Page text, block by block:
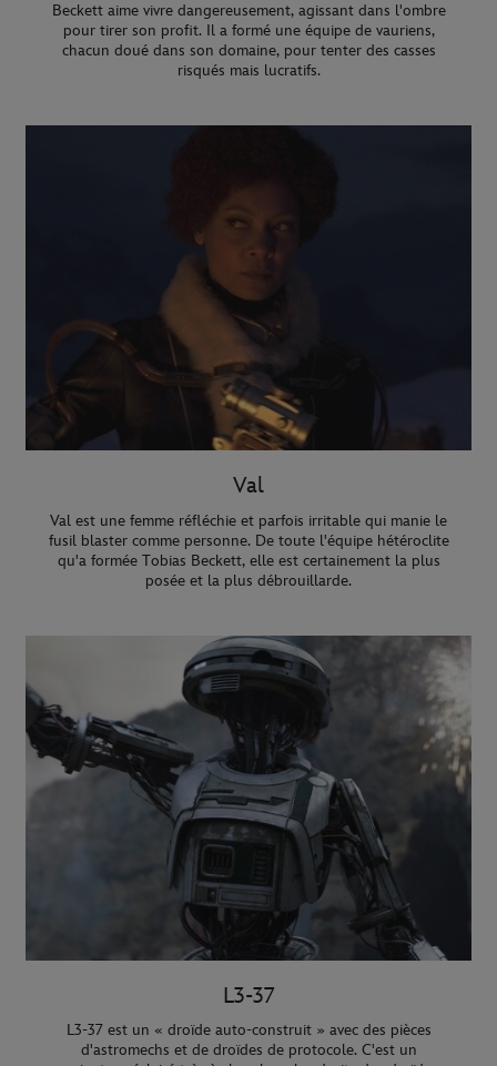
Beckett aime vivre dangereusement, agissant dans l'ombre
pour tirer son profit. Il a formé une équipe de vauriens,
chacun doué dans son domaine, pour tenter des casses
risqués mais lucratifs.
Val
Val est une femme réfléchie et parfois irritable qui manie le
fusil blaster comme personne. De toute l'équipe hétéroclite
qu'a formée Tobias Beckett, elle est certainement la plus
posée et la plus débrouillarde.
L3-37
L3-37 est un « droïde auto-construit » avec des pièces
d'astromechs et de droïdes de protocole. C'est un